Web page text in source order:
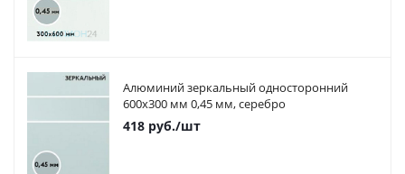
Алюминий зеркальный односторонний
600х300 мм 0,45 мм, серебро
418 руб./шт